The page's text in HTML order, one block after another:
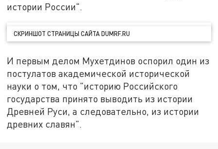
истории России".
СКРИНШОТ СТРАНИЦЫ САЙТА DUMRF.RU
И первым делом Мухетдинов оспорил один из
постулатов академической исторической
науки о том, что "историю Российского
государства принято выводить из истории
Древней Руси, а следовательно, из истории
древних славян".